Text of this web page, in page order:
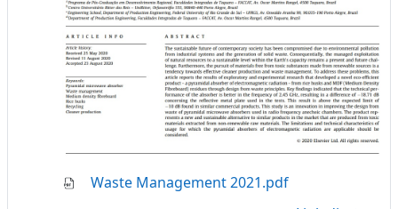
Waste Management 2021.pdf